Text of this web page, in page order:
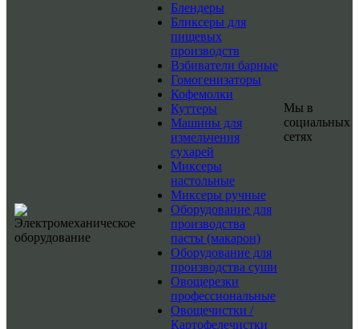
Блендеры
Бликсеры для
пищевых
производств
Взбиватели барные
Гомогенизаторы
Кофемолки
Куттеры
Машины для
измельчения
сухарей
Миксеры
настольные
Миксеры ручные
Оборудование для
производства
пасты (макарон)
Оборудование для
производства суши
Овощерезки
профессиональные
Овощечистки /
Картофелечистки
Мы в
социальных
сетях